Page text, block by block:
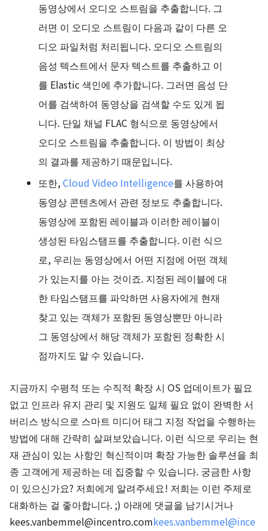
동영상에서 오디오 스트림을 추출합니다. 그
러면 이 오디오 스트림이 다음과 같이 다른 오
디오 파일처럼 처리됩니다. 오디오 스트림의
음성 텍스트에서 문자 텍스트를 추출하고 이
를 Elastic 색인에 추가합니다. 그러면 음성 단
어를 검색하여 동영상을 검색할 수도 있게 됩
니다. 단일 채널 FLAC 형식으로 동영상에서
오디오 스트림을 추출합니다. 이 방법이 최상
의 결과를 제공하기 때문입니다.
또한,Cloud Video Intelligence를 사용하여
동영상 콘텐츠에서 관련 정보도 추출합니다.
동영상에 포함된 레이블과 이러한 레이블이
생성된 타임스탬프를 추출합니다. 이런 식으
로, 우리는 동영상에서 어떤 지점에 어떤 객체
가 있는지를 아는 것이죠. 지정된 레이블에 대
한 타임스탬프를 파악하면 사용자에게 현재
찾고 있는 객체가 포함된 동영상뿐만 아니라
그 동영상에서 해당 객체가 포함된 정확한 시
점까지도 알 수 있습니다.
지금까지 수평적 또는 수직적 확장 시 OS 업데이트가 필요
없고 인프라 유지 관리 및 지원도 일체 필요 없이 완벽한 서
버리스 방식으로 스마트 미디어 태그 지정 작업을 수행하는
방법에 대해 간략히 살펴보았습니다. 이런 식으로 우리는 현
재 관심이 있는 사항인 혁신적이며 확장 가능한 솔루션을 최
종 고객에게 제공하는 데 집중할 수 있습니다. 궁금한 사항
이 있으신가요? 저희에게 알려주세요! 저희는 이런 주제로
대화하는 걸 좋아합니다. ;) 아래에 댓글을 남기시거나
kees.vanbemmel@incentro.comkees.vanbemmel@ince